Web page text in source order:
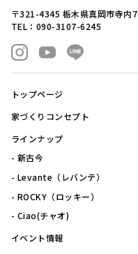
〒321-4345 栃木県真岡市寺内
TEL：090-3107-6245
トップページ
家づくりコンセプト
ラインナップ
新古今
Levante（レバンテ）
ROCKY（ロッキー）
Ciao(チャオ)
イベント情報